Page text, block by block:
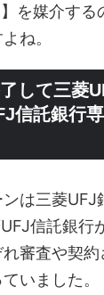
を媒介する
ね。
して三菱
信託銀行
は三菱UFJ
信託銀行
審査や契
いました。